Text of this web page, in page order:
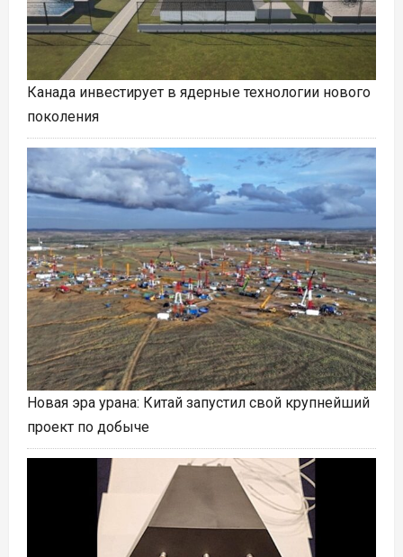
Канада инвестирует в ядерные технологии нового
поколения
Новая эра урана: Китай запустил свой крупнейший
проект по добыче